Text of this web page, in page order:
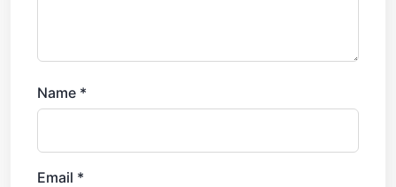
Name *
Email *